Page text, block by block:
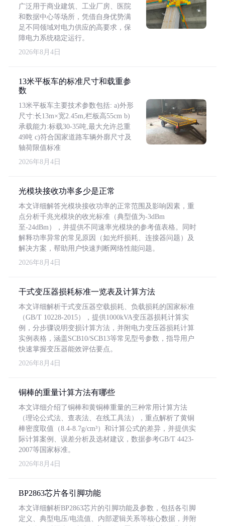
广泛用于商业建筑、工业厂房、医院
和数据中心等场所，凭借自身优势满
足不同领域对电力供应的高要求，保
障电力系统稳定运行。
2026年8月4日
13米平板车的标准尺寸和载重参
数
13米平板车主要技术参数包括: a)外形
尺寸:长13m×宽2.45m,栏板高55cm b)
承载能力:标载30-35吨,最大允许总重
49吨 c)符合国家道路车辆外廓尺寸及
轴荷限值标准
2026年8月4日
光模块接收功率多少是正常
本文详细解答光模块接收功率的正常范围及影响因素，重
点分析千兆光模块的收光标准（典型值为-3dBm
至-24dBm），并提供不同速率光模块的参考值表格。同时
解释功率异常的常见原因（如光纤损耗、连接器问题）及
解决方案，帮助用户快速判断网络性能问题。
2026年8月4日
干式变压器损耗标准一览表及计算方法
本文详细解析干式变压器空载损耗、负载损耗的国家标准
（GB/T 10228-2015），提供1000kVA变压器损耗计算实
例，分步骤说明变损计算方法，并附电力变压器损耗计算
实例表格，涵盖SCB10/SCB13等常见型号参数，指导用户
快速掌握变压器能效评估要点。
2026年8月4日
铜棒的重量计算方法有哪些
本文详细介绍了铜棒和黄铜棒重量的三种常用计算方法
（理论公式法、查表法、在线工具法），重点解析了黄铜
棒密度取值（8.4-8.7g/cm³）和计算公式的差异，并提供实
际计算案例、误差分析及选材建议，数据参考GB/T 4423-
2007等国家标准。
2026年8月4日
BP2863芯片各引脚功能
本文详细解析BP2863芯片的引脚功能及参数，包括各引脚
定义、典型电压/电流值、内部逻辑关系等核心数据，并附